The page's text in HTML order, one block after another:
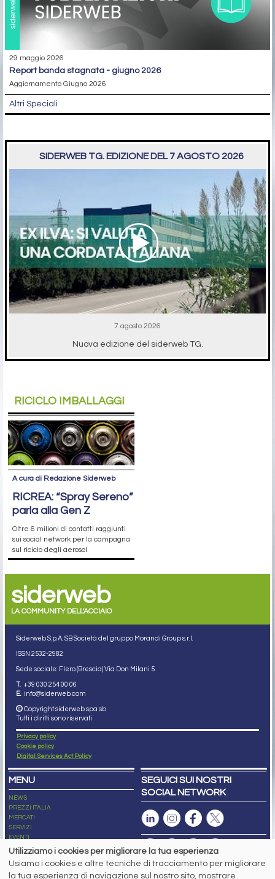
29 maggio 2026
report banda stagnata - giugno 2026
Aggiornamento Giugno 2026
Altri Speciali
SIDERWEB TG. EDIZIONE DEL 7 AGOSTO 2026
7 agosto 2026
Nuova edizione del siderweb TG.
RICICLO IMBALLAGGI
A cura di Redazione Siderweb
RICREA: “Spray Sereno”
parla alla Gen Z
Oltre 6 milioni di contatti raggiunti
sui social network per la campagna
sul riciclo degli aerosol
siderweb
LA COMMUNITY DELL'ACCIAIO
Siderweb S.p.A. SB Società del gruppo Morandi Group s.r.l.
ISSN 2532-2982
Sede sociale: Flero (Brescia) Via Don Milani 5
T. +39 030 254 00 06
E. info@siderweb.com
Copyright siderweb spa sb
Tutti i diritti sono riservati
Privacy policy
Cookie policy
Digital Services Act Policy
MENU
NEWS
PREZZI ITALIA
MERCATI
SERVIZI
EVENTI
ABBONAMENTI
NEWSLETTER
SEGUICI SUI NOSTRI
SOCIAL NETWORK
Utilizziamo i cookies per migliorare la tua esperienza
Usiamo i cookies e altre tecniche di tracciamento per migliorare
la tua esperienza di navigazione sul nostro sito, mostrare